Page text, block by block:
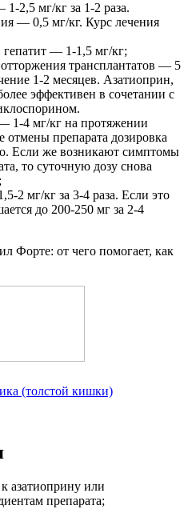
2,5 мг/кг за 1-2 раза.
— 0,5 мг/кг. Курс лечения
— 1-1,5 мг/кг;
трансплантатов — 5
1-2 месяцев. Азатиоприн,
эффективен в сочетании с
1-4 мг/кг на протяжении
отмены препарата дозировка
Если же возникают симптомы
то суточную дозу снова
2 мг/кг за 3-4 раза. Если это
до 200-250 мг за 2-4
Форте: от чего помогает, как
(толстой кишки)
азатиоприну или
препарата;